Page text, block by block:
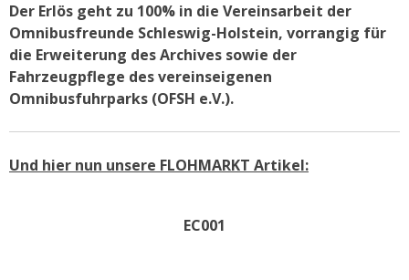
Der Erlös geht zu 100% in die Vereinsarbeit der
Omnibusfreunde Schleswig-Holstein, vorrangig für
die Erweiterung des Archives sowie der
Fahrzeugpflege des vereinseigenen
Omnibusfuhrparks (OFSH e.V.).
Und hier nun unsere FLOHMARKT Artikel:
EC001